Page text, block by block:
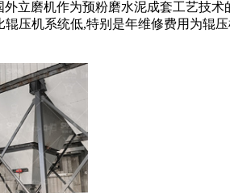
立磨机作为预粉磨水泥成套工艺技
压机系统低,特别是年维修费用为辊